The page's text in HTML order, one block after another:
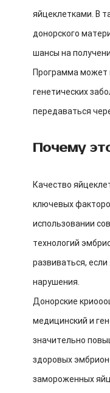
яйцеклетками. В
донорского
шансы на
Программа может
генетических
передаваться
Почему
Качество
ключевых
использовании
технологий
развиваться,
нарушения.
Донорские
медицинский и
значительно
здоровых
замороженных